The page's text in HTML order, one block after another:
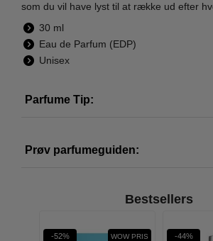
som du vil have lyst til at række ud efter
30 ml
Eau de Parfum (EDP)
Unisex
Parfume Tip:
Prøv parfumeguiden:
Bestsellers
-52% WOW PRIS -44%